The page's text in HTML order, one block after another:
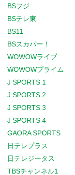
BSフジ
BSテレ東
BS11
BSスカパー！
WOWOWライブ
WOWOWプライム
J SPORTS 1
J SPORTS 2
J SPORTS 3
J SPORTS 4
GAORA SPORTS
日テレプラス
日テレジータス
TBSチャンネル1